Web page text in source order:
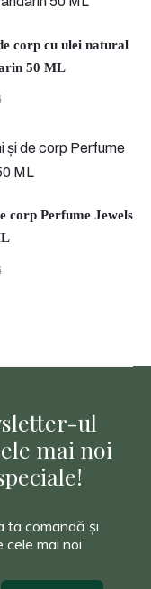
corp cu ulei natural
50 ML
corp Perfume Jewels
ul
mai noi
ta comandă și
cele mai noi